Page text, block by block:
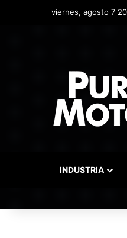
viernes, agosto 7
INDUSTRIA